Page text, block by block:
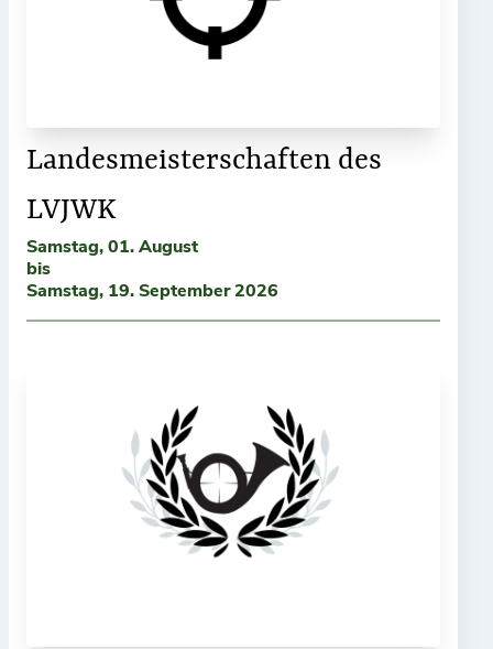
Landesmeisterschaften des
LVJWK
Samstag, 01. August
bis
Samstag, 19. September 2026